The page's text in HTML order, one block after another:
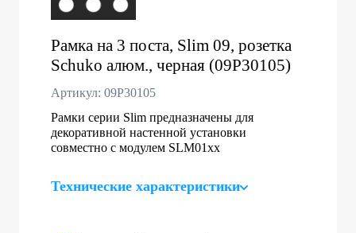
Рамка на 3 поста, Slim 09, розетка
Schuko алюм., черная (09P30105)
Артикул: 09P30105
Рамки серии Slim предназначены для
декоративной настенной установки
совместно с модулем SLM01хх
Технические характеристики